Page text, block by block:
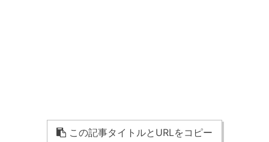
この記事タイトルとURLをコピー